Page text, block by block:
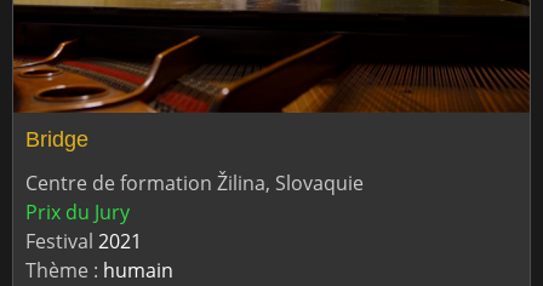
Bridge
Centre de formation Žilina, Slovaquie
Prix du Jury
Festival 2021
Thème : humain